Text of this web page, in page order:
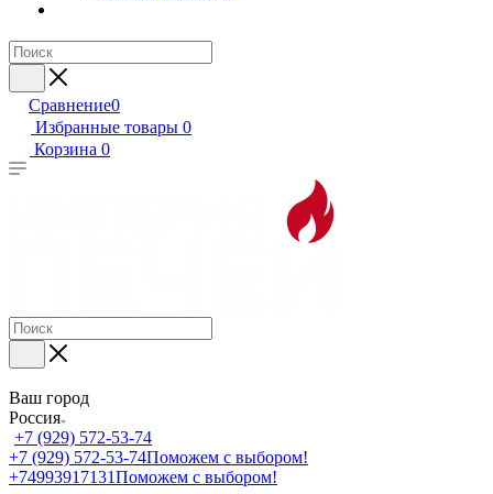
Сравнение0
Избранные товары 0
Корзина 0
Ваш город
Россия
+7 (929) 572-53-74
+7 (929) 572-53-74Поможем с выбором!
+74993917131Поможем с выбором!